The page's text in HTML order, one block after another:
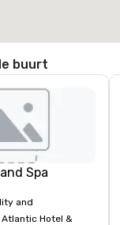
buurt
Spa
and
Hotel &